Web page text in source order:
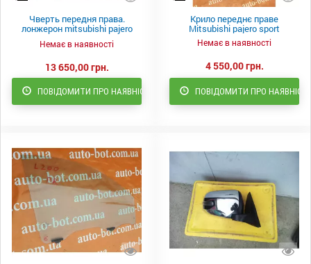
Чверть передня права.
лонжерон mitsubishi pajero
Немає в наявності
13 650,00 грн.
ПОВІДОМИТИ ПРО НАЯВНІСТЬ
Крило переднє праве
Mitsubishi pajero sport
Немає в наявності
4 550,00 грн.
ПОВІДОМИТИ ПРО